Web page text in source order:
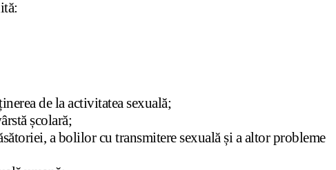
de la activitatea sexuală;
școlară;
a bolilor cu transmitere sexuală și a altor probleme